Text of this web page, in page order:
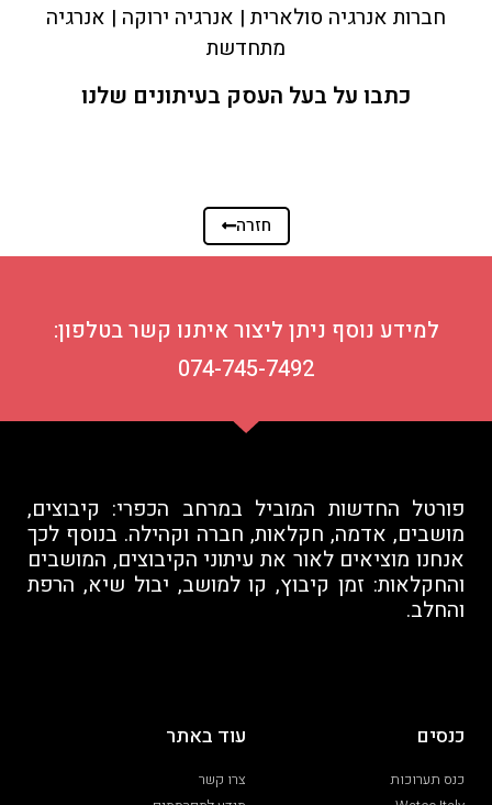
חברות אנרגיה סולארית | אנרגיה ירוקה | אנרגיה
מתחדשת
כתבו על בעל העסק בעיתונים שלנו
חזרה
למידע נוסף ניתן ליצור איתנו קשר בטלפון:
074-745-7492
פורטל החדשות המוביל במרחב הכפרי: קיבוצים,
מושבים, אדמה, חקלאות, חברה וקהילה. בנוסף לכך
אנחנו מוציאים לאור את עיתוני הקיבוצים, המושבים
והחקלאות: זמן קיבוץ, קו למושב, יבול שיא, הרפת
והחלב.
כנסים
כנס תערוכות
עוד באתר
צרו קשר